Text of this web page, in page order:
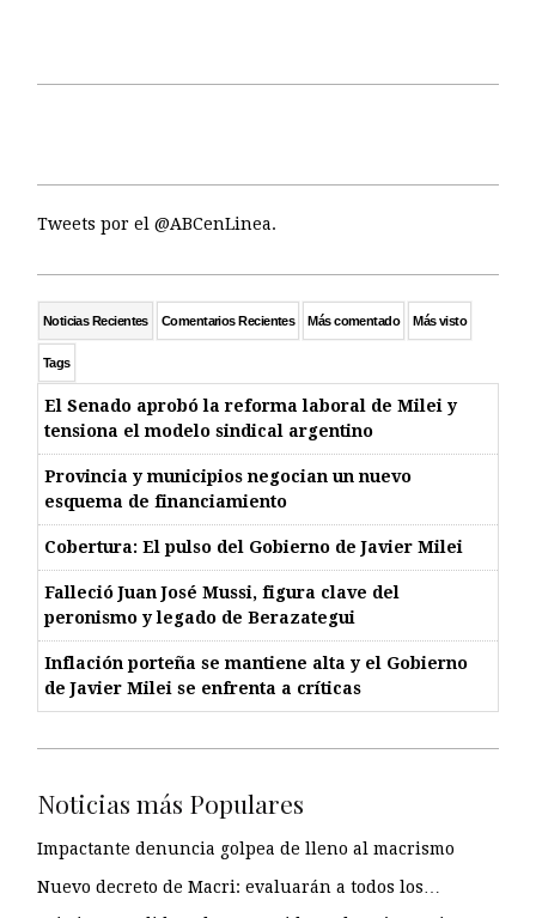
Tweets por el @ABCenLinea.
Noticias Recientes Comentarios Recientes Más comentado Más visto
Tags
El Senado aprobó la reforma laboral de Milei y
tensiona el modelo sindical argentino
Provincia y municipios negocian un nuevo
esquema de financiamiento
Cobertura: El pulso del Gobierno de Javier Milei
Falleció Juan José Mussi, figura clave del
peronismo y legado de Berazategui
Inflación porteña se mantiene alta y el Gobierno
de Javier Milei se enfrenta a críticas
Noticias más Populares
Impactante denuncia golpea de lleno al macrismo
Nuevo decreto de Macri: evaluarán a todos los…